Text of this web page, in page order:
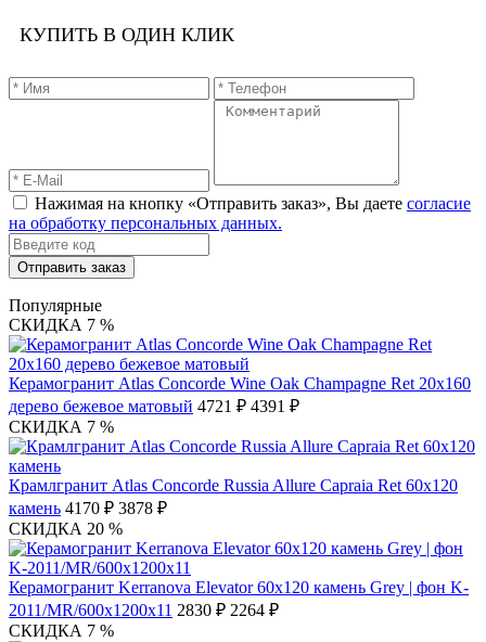
КУПИТЬ В ОДИН КЛИК
Нажимая на кнопку «Отправить заказ», Вы даете согласие
на обработку персональных данных.
Отправить заказ
Популярные
СКИДКА 7 %
Керамогранит Atlas Concorde Wine Oak Champagne Ret 20х160
дерево бежевое матовый 4721 ₽ 4391 ₽
СКИДКА 7 %
Крамлгранит Atlas Concorde Russia Allure Capraia Ret 60x120
камень 4170 ₽ 3878 ₽
СКИДКА 20 %
Керамогранит Kerranova Elevator 60х120 камень Grey | фон K-
2011/MR/600x1200x11 2830 ₽ 2264 ₽
СКИДКА 7 %